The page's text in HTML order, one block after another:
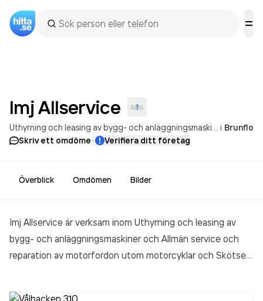
ImjAllservice
Allmän
i Brunflo
Skriv ett omdöme· Verifiera ditt företag
Överblick Omdömen Bilder
Imj Allservice är verksam inom Uthyrning och leasing av
bygg- och anläggningsmaskiner och Allmän service och
reparation av motorfordon utom motorcyklar och Skötsel